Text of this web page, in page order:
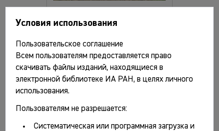
Сохранение археологического наследия:
проблемы и перспективы. Материалы
конференции "Противодействие
незаконной деятельности в области
археологии". Москва, 9-10 декабря 2013 г.
РАН, 2015. 192 с.
Условия использования
Пользовательское соглашение
Всем пользователям предоставляется право
скачивать файлы изданий, находящиеся в
электронной библиотеке ИА РАН, в целях личного
использования.
Пользователям не разрешается:
Систематическая или программная загрузка и